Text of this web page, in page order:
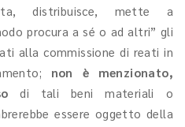
distribuisce, mette a
procura a sé o ad altri” gli
alla commissione di reati in
non è menzionato,
di tali beni materiali o
essere oggetto della